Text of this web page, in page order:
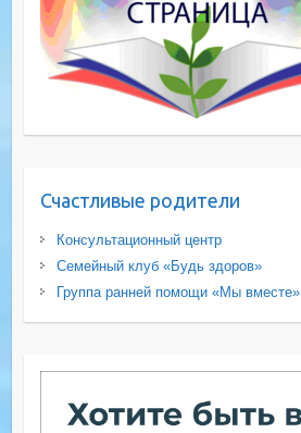
Счастливые родители
Консультационный центр
Семейный клуб «Будь здоров»
Группа ранней помощи «Мы вместе»